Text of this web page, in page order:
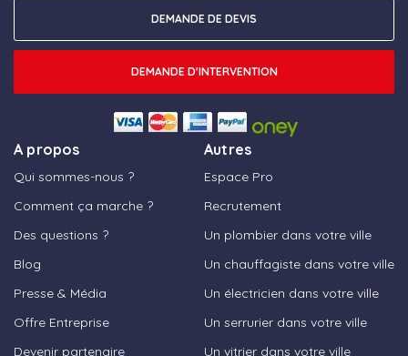
A propos
Qui sommes-nous ?
Comment ça marche ?
Des questions ?
Blog
Presse & Média
Offre Entreprise
Devenir partenaire
Autres
Espace Pro
Recrutement
Un plombier dans votre ville
Un chauffagiste dans votre ville
Un électricien dans votre ville
Un serrurier dans votre ville
Un vitrier dans votre ville
DEMANDE DE DEVIS
DEMANDE D'INTERVENTION